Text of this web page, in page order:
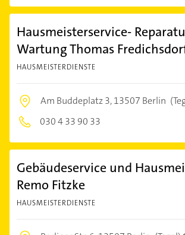
Hausmeisterservice-
Wartung Thomas
HAUSMEISTERDIENSTE
Am Buddeplatz 3,13507 Berlin
030 4 33 90 33
Gebäudeservice und
Remo Fitzke
HAUSMEISTERDIENSTE